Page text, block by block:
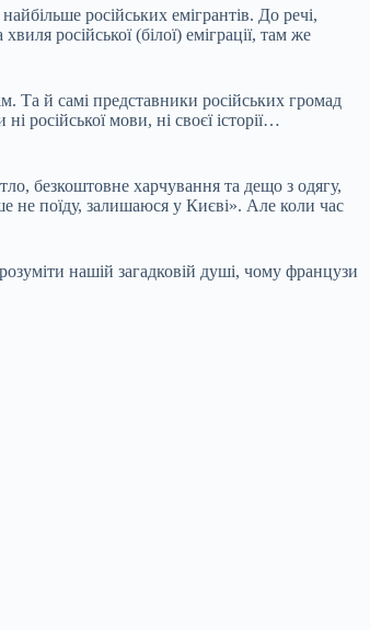
російських емігрантів. До речі,
російської (білої) еміграції, там же
Та й самі представники російських громад
російської мови, ні своєї історії…
безкоштовне харчування та дещо з одягу,
не поїду, залишаюся у Києві». Але коли час
нашій загадковій душі, чому французи